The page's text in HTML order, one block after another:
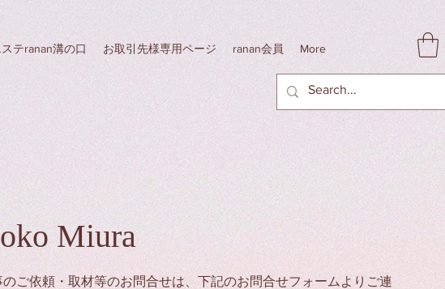
ステranan溝の口 お取引先様専用ページ ranan会員 More
Miura
ご依頼・取材等のお問合せは、下記のお問合せフォームよりご連